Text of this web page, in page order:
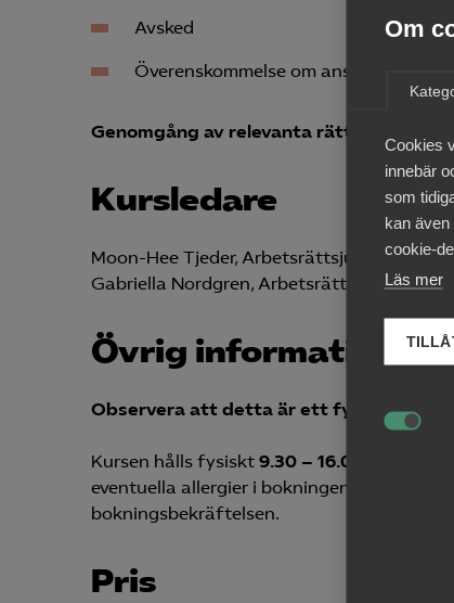
Om
Cookies
innebär
som
kan
cookie-
Läs mer
Avsked
Överenskommelse om anställningens
Genomgång av relevanta rättsfall
Kursledare
Moon-Hee Tjeder, Arbetsrättsjurist Almega
Gabriella Nordgren, Arbetsrättsexpert
Övrig information
Observera att detta är ett fysiskt
Kursen hålls fysiskt 9.30 – 16.00
och
eventuella allergier i bokningen under
bokningsbekräftelsen.
Pris